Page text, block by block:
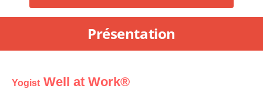
Présentation
Yogist Well at Work®